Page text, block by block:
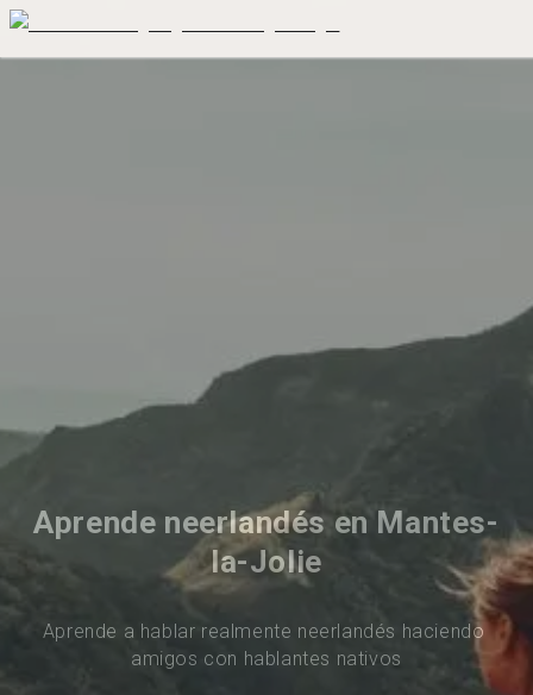
Aprende neerlandés en Mantes-
la-Jolie
Aprende a hablar realmente neerlandés haciendo
amigos con hablantes nativos